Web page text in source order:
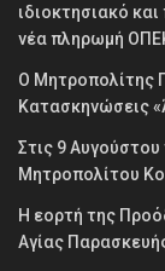
ιδιοκτησιακό
νέα πληρωμή
Ο Μητροπολίτης
Κατασκηνώσεις
Στις 9
Μητροπολίτου
Η εορτή της
Αγίας